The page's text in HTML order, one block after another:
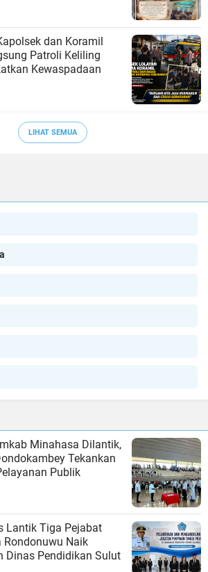
dan Koramil
Patroli Keliling
Kewaspadaan
LIHAT SEMUA
Minahasa Dilantik,
Tekankan
Publik
Lantik Tiga Pejabat
Rondonuwu Naik
Dinas Pendidikan Sulut